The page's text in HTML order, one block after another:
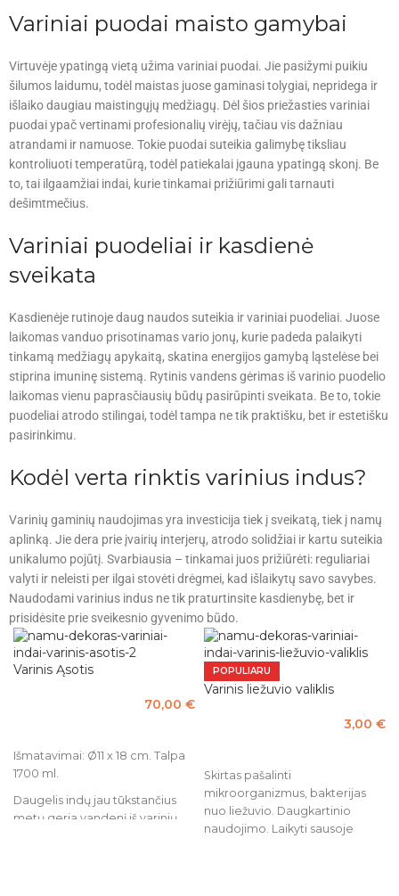
Variniai puodai maisto gamybai
Virtuvėje ypatingą vietą užima variniai puodai. Jie pasižymi puikiu
šilumos laidumu, todėl maistas juose gaminasi tolygiai, nepridega ir
išlaiko daugiau maistingųjų medžiagų. Dėl šios priežasties variniai
puodai ypač vertinami profesionalių virėjų, tačiau vis dažniau
atrandami ir namuose. Tokie puodai suteikia galimybę tiksliau
kontroliuoti temperatūrą, todėl patiekalai įgauna ypatingą skonį. Be
to, tai ilgaamžiai indai, kurie tinkamai prižiūrimi gali tarnauti
dešimtmečius.
Variniai puodeliai ir kasdienė
sveikata
Kasdienėje rutinoje daug naudos suteikia ir variniai puodeliai. Juose
laikomas vanduo prisotinamas vario jonų, kurie padeda palaikyti
tinkamą medžiagų apykaitą, skatina energijos gamybą ląstelėse bei
stiprina imuninę sistemą. Rytinis vandens gėrimas iš varinio puodelio
laikomas vienu paprasčiausių būdų pasirūpinti sveikata. Be to, tokie
puodeliai atrodo stilingai, todėl tampa ne tik praktišku, bet ir estetišku
pasirinkimu.
Kodėl verta rinktis varinius indus?
Varinių gaminių naudojimas yra investicija tiek į sveikatą, tiek į namų
aplinką. Jie dera prie įvairių interjerų, atrodo solidžiai ir kartu suteikia
unikalumo pojūtį. Svarbiausia – tinkamai juos prižiūrėti: reguliariai
valyti ir neleisti per ilgai stovėti drėgmei, kad išlaikytų savo savybes.
Naudodami varinius indus ne tik praturtinsite kasdienybę, bet ir
prisidėsite prie sveikesnio gyvenimo būdo.
Varinis Ąsotis
70,00 €
Išmatavimai: Ø11 x 18 cm. Talpa
1700 ml.
Daugelis indų jau tūkstančius
metų geria vandenį iš varinių
POPULIARU
Varinis liežuvio valiklis
3,00 €
Skirtas pašalinti
mikroorganizmus, bakterijas
nuo liežuvio. Daugkartinio
naudojimo. Laikyti sausoje